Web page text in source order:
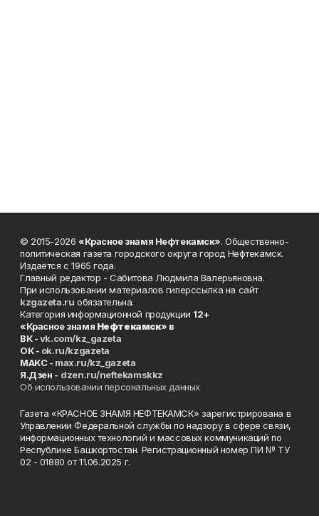
© 2015-2026 «Красное знамя Нефтекамск». Общественно-
политическая газета городского округа город Нефтекамск.
Издаётся с 1965 года.
Главный редактор - Сабитова Людмила Валерьяновна.
При использовании материалов гиперссылка на сайт
kzgazeta.ru обязательна.
Категория информационной продукции 12+
«Красное знамя Нефтекамск» в
ВК -vk.com/kz_gazeta
ОК - ok.ru/kzgazeta
MAKC - max.ru/kz_gazeta
Я.Дзен - dzen.ru/neftekamskkz
Об использовании персональных данных
Газета «КРАСНОЕ ЗНАМЯ НЕФТЕКАМСК» зарегистрирована в
Управлении Федеральной службы по надзору в сфере связи,
информационных технологий и массовых коммуникаций по
Республике Башкортостан. Регистрационный номер ПИ № ТУ
02 - 01880 от 11.06.2025 г.